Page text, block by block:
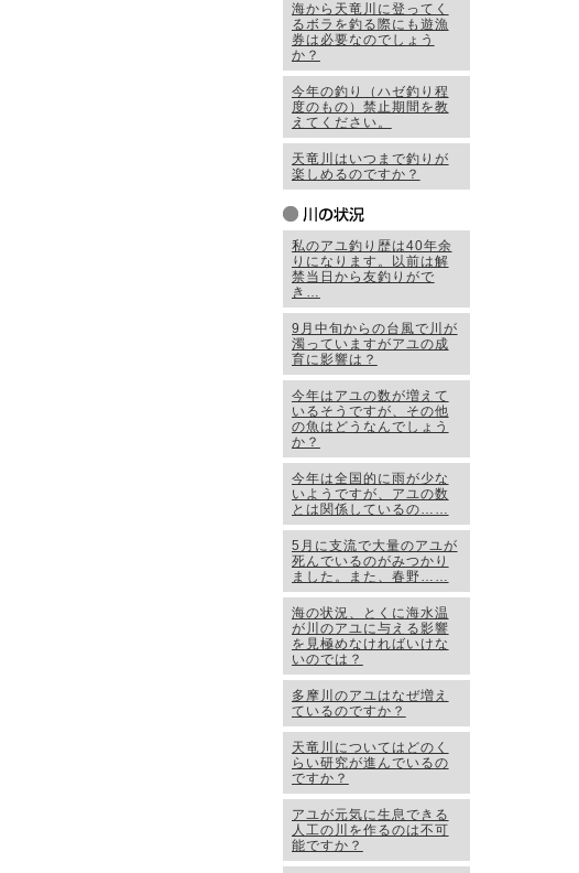
海から天竜川に登ってく
るボラを釣る際にも遊漁
券は必要なのでしょう
か？
今年の釣り（ハゼ釣り程
度のもの）禁止期間を教
えてください。
天竜川はいつまで釣りが
楽しめるのですか？
私のアユ釣り歴は40年余
りになります。以前は解
禁当日から友釣りがで
き…
9月中旬からの台風で川が
濁っていますがアユの成
育に影響は？
今年はアユの数が増えて
いるそうですが、その他
の魚はどうなんでしょう
か？
今年は全国的に雨が少な
いようですが、アユの数
とは関係しているの……
5月に支流で大量のアユが
死んでいるのがみつかり
ました。また、春野……
海の状況、とくに海水温
が川のアユに与える影響
を見極めなければいけな
いのでは？
多摩川のアユはなぜ増え
ているのですか？
天竜川についてはどのく
らい研究が進んでいるの
ですか？
アユが元気に生息できる
人工の川を作るのは不可
能ですか？